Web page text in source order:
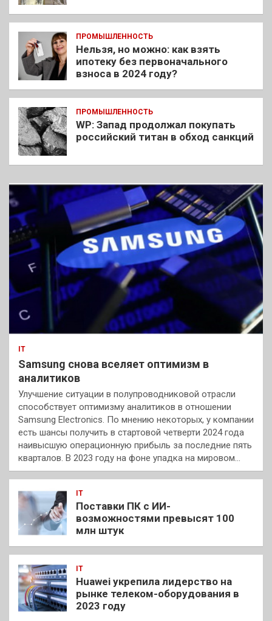
ПРОМЫШЛЕННОСТЬ
Нельзя, но можно: как взять
ипотеку без первоначального
взноса в 2024 году?
ПРОМЫШЛЕННОСТЬ
WP: Запад продолжал покупать
российский титан в обход санкций
IT
Samsung снова вселяет оптимизм в
аналитиков
Улучшение ситуации в полупроводниковой отрасли
способствует оптимизму аналитиков в отношении
Samsung Electronics. По мнению некоторых, у компании
есть шансы получить в стартовой четверти 2024 года
наивысшую операционную прибыль за последние пять
кварталов. В 2023 году на фоне упадка на мировом…
IT
Поставки ПК с ИИ-
возможностями превысят 100
млн штук
IT
Huawei укрепила лидерство на
рынке телеком-оборудования в
2023 году